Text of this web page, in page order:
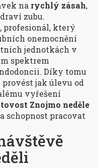
na rychlý zásah,
zubu.
, profesionál, který
onemocnění
jednotkách v
spektrem
Díky tomu
jak úlevu od
vyřešení
Znojmo neděle
a schopnost pracovat